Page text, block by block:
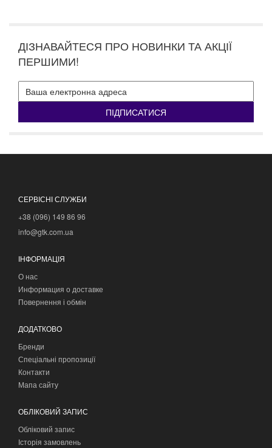
ДІЗНАВАЙТЕСЯ ПРО НОВИНКИ ТА АКЦІЇ
ПЕРШИМИ!
ПІДПИСАТИСЯ
СЕРВІСНІ СЛУЖБИ
+38 (096) 149 86 96
info@gtk.com.ua
ІНФОРМАЦІЯ
О нас
Информация о доставке
Повернення і обмін
ДОДАТКОВО
Бренди
Спеціальні пропозиції
Контакти
Мапа сайту
ОБЛІКОВИЙ ЗАПИС
Обліковий запис
Історія замовлень